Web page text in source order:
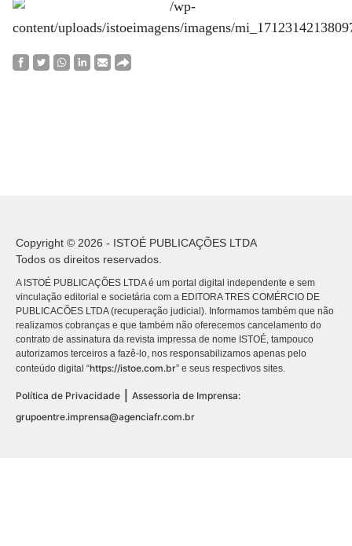
Copyright © 2026 - ISTOÉ PUBLICAÇÕES LTDA
Todos os direitos reservados.
A ISTOÉ PUBLICAÇÕES LTDA é um portal digital independente e sem
vinculação editorial e societária com a EDITORA TRES COMÉRCIO DE
PUBLICACÕES LTDA (recuperação judicial). Informamos também que não
realizamos cobranças e que também não oferecemos cancelamento do
contrato de assinatura da revista impressa de nome ISTOÉ, tampouco
autorizamos terceiros a fazê-lo, nos responsabilizamos apenas pelo
conteúdo digital “https://istoe.com.br” e seus respectivos sites.
Política de Privacidade
Assessoria de Imprensa:
grupoentre.imprensa@agenciafr.com.br